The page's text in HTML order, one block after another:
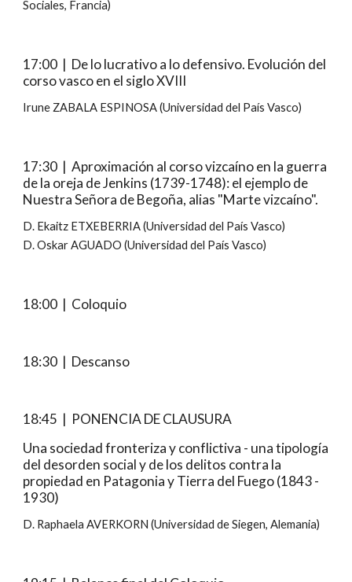
Sociales, Francia)
17:00  |  De lo lucrativo a lo defensivo. Evolución del
corso vasco en el siglo XVIII
Irune ZABALA ESPINOSA (Universidad del País Vasco)
17:30  |  Aproximación al corso vizcaíno en la guerra
de la oreja de Jenkins (1739-1748): el ejemplo de
Nuestra Señora de Begoña, alias "Marte vizcaíno".
D. Ekaitz ETXEBERRIA (Universidad del País Vasco)
D. Oskar AGUADO (Universidad del País Vasco)
18:00  |  Coloquio
18:30  |  Descanso
18:45  |  PONENCIA DE CLAUSURA
Una sociedad fronteriza y conflictiva - una tipología
del desorden social y de los delitos contra la
propiedad en Patagonia y Tierra del Fuego (1843 -
1930)
D. Raphaela AVERKORN (Universidad de Siegen, Alemania)